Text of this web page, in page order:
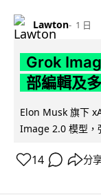
Lawton 1 日
Grok
部編輯及
Elon Musk 旗下
Image 2.0 模型，
14 分